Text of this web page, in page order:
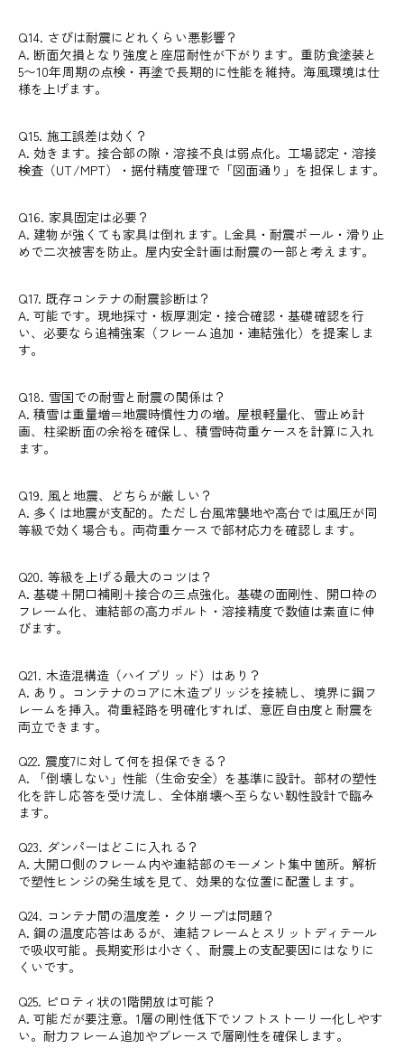
Q14. さびは耐震にどれくらい悪影響？
A. 断面欠損となり強度と座屈耐性が下がります。重防食塗装と
5〜10年周期の点検・再塗で長期的に性能を維持。海風環境は仕
様を上げます。
Q15. 施工誤差は効く？
A. 効きます。接合部の隙・溶接不良は弱点化。工場認定・溶接
検査（UT/MPT）・据付精度管理で「図面通り」を担保します。
Q16. 家具固定は必要？
A. 建物が強くても家具は倒れます。L金具・耐震ポール・滑り止
めで二次被害を防止。屋内安全計画は耐震の一部と考えます。
Q17. 既存コンテナの耐震診断は？
A. 可能です。現地採寸・板厚測定・接合確認・基礎確認を行
い、必要なら追補強案（フレーム追加・連結強化）を提案しま
す。
Q18. 雪国での耐雪と耐震の関係は？
A. 積雪は重量増＝地震時慣性力の増。屋根軽量化、雪止め計
画、柱梁断面の余裕を確保し、積雪時荷重ケースを計算に入れ
ます。
Q19. 風と地震、どちらが厳しい？
A. 多くは地震が支配的。ただし台風常襲地や高台では風圧が同
等級で効く場合も。両荷重ケースで部材応力を確認します。
Q20. 等級を上げる最大のコツは？
A. 基礎＋開口補剛＋接合の三点強化。基礎の面剛性、開口枠の
フレーム化、連結部の高力ボルト・溶接精度で数値は素直に伸
びます。
Q21. 木造混構造（ハイブリッド）はあり？
A. あり。コンテナのコアに木造ブリッジを接続し、境界に鋼フ
レームを挿入。荷重経路を明確化すれば、意匠自由度と耐震を
両立できます。
Q22. 震度7に対して何を担保できる？
A. 「倒壊しない」性能（生命安全）を基準に設計。部材の塑性
化を許し応答を受け流し、全体崩壊へ至らない靱性設計で臨み
ます。
Q23. ダンパーはどこに入れる？
A. 大開口側のフレーム内や連結部のモーメント集中箇所。解析
で塑性ヒンジの発生域を見て、効果的な位置に配置します。
Q24. コンテナ間の温度差・クリープは問題？
A. 鋼の温度応答はあるが、連結フレームとスリットディテール
で吸収可能。長期変形は小さく、耐震上の支配要因にはなりに
くいです。
Q25. ピロティ状の1階開放は可能？
A. 可能だが要注意。1層の剛性低下でソフトストーリー化しやす
い。耐力フレーム追加やブレースで層剛性を確保します。